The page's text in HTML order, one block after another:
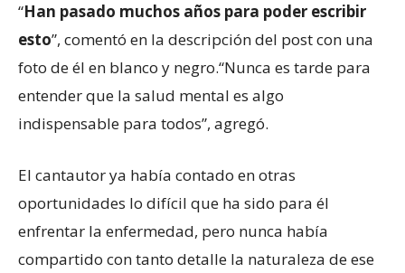
“Han pasado muchos años para poder escribir
esto”, comentó en la descripción del post con una
foto de él en blanco y negro.“Nunca es tarde para
entender que la salud mental es algo
indispensable para todos”, agregó.
El cantautor ya había contado en otras
oportunidades lo difícil que ha sido para él
enfrentar la enfermedad, pero nunca había
compartido con tanto detalle la naturaleza de ese